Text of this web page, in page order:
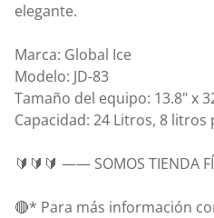
elegante.
Marca: Global Ice
Modelo: JD-83
Tamaño del equipo: 13.8" x
Capacidad: 24 Litros, 8 litros
🔰🔰🔰 —— SOMOS TIENDA
🔴* Para más información